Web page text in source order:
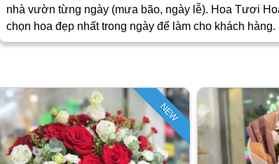
nhà vườn từng ngày (mưa bão, ngày lễ). Hoa Tươi
chọn hoa đẹp nhất trong ngày để làm cho khách hàng.
NEW